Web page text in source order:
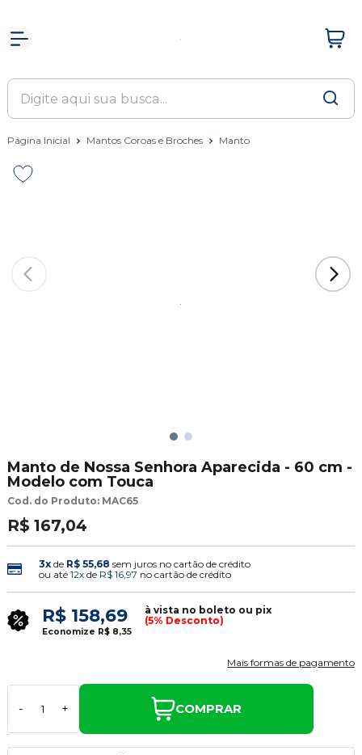
Página Inicial Mantos Coroas e Broches Manto
Manto de Nossa Senhora Aparecida - 60 cm -
Modelo com Touca
Cod. do Produto: MAC65
R$ 167,04
3xde R$ 55,68 sem juros no cartão de crédito
ou até 12xde R$ 16,97 no cartão de crédito
R$ 158,69
à vista no boleto ou pix
(5% Desconto)
Economize R$ 8,35
Mais formas de pagamento
- + COMPRAR